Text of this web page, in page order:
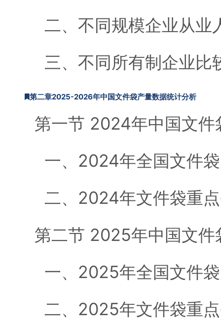
二、不同规模企业从业
三、不同所有制企业比
第二章2025-2026年中国文件袋产量数据统计分析
第一节 2024年中国文件
一、2024年全国文件
二、2024年文件袋重
第二节 2025年中国文件
一、2025年全国文件
二、2025年文件袋重